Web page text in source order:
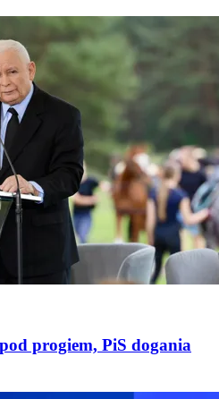
progiem, PiS dogania